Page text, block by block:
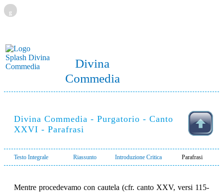
g
Divina
Commedia
Divina Commedia - Purgatorio - Canto
XXVI - Parafrasi
Testo Integrale Riassunto Introduzione Critica Parafrasi
Mentre procedevamo con cautela (cfr. canto XXV, versi 115-